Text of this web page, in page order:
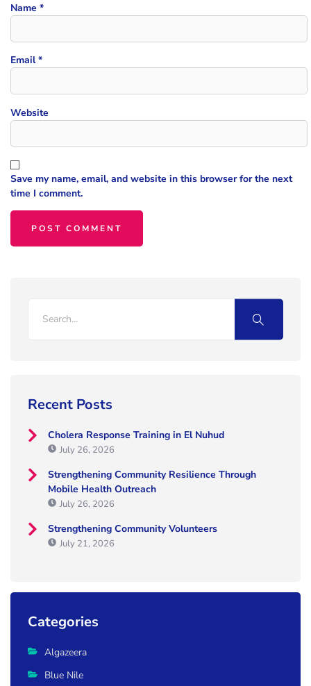
Recent Posts
Cholera Response Training in El Nuhud
July 26, 2026
Strengthening Community Resilience Through
Mobile Health Outreach
July 26, 2026
Strengthening Community Volunteers
July 21, 2026
Categories
Algazeera
Blue Nile
Name *
Email*
Website
Save my name, email, and website in this browser for the next
time I comment.